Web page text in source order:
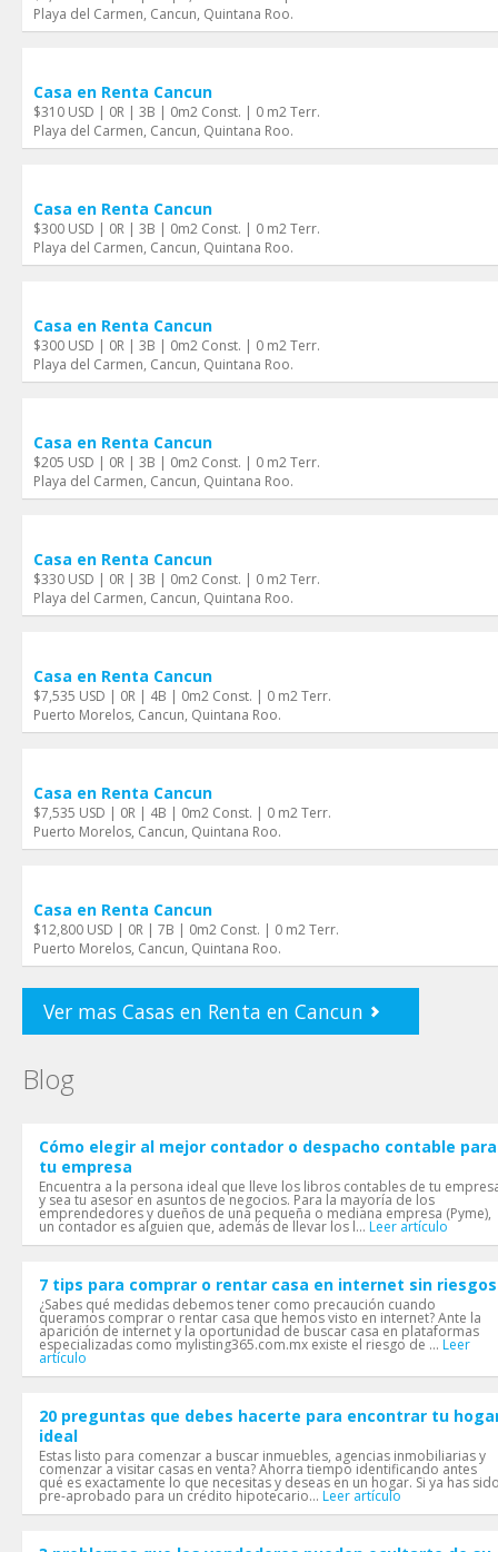
Playa del Carmen, Cancun, Quintana Roo.
Casa en Renta Cancun
$310 USD | 0R | 3B | 0m2 Const. | 0 m2 Terr.
Playa del Carmen, Cancun, Quintana Roo.
Casa en Renta Cancun
$300 USD | 0R | 3B | 0m2 Const. | 0 m2 Terr.
Playa del Carmen, Cancun, Quintana Roo.
Casa en Renta Cancun
$300 USD | 0R | 3B | 0m2 Const. | 0 m2 Terr.
Playa del Carmen, Cancun, Quintana Roo.
Casa en Renta Cancun
$205 USD | 0R | 3B | 0m2 Const. | 0 m2 Terr.
Playa del Carmen, Cancun, Quintana Roo.
Casa en Renta Cancun
$330 USD | 0R | 3B | 0m2 Const. | 0 m2 Terr.
Playa del Carmen, Cancun, Quintana Roo.
Casa en Renta Cancun
$7,535 USD | 0R | 4B | 0m2 Const. | 0 m2 Terr.
Puerto Morelos, Cancun, Quintana Roo.
Casa en Renta Cancun
$7,535 USD | 0R | 4B | 0m2 Const. | 0 m2 Terr.
Puerto Morelos, Cancun, Quintana Roo.
Casa en Renta Cancun
$12,800 USD | 0R | 7B | 0m2 Const. | 0 m2 Terr.
Puerto Morelos, Cancun, Quintana Roo.
Ver mas Casas en Renta en Cancun
Blog
Cómo elegir al mejor contador o despacho contable para
tu empresa
Encuentra a la persona ideal que lleve los libros contables de tu
y sea tu asesor en asuntos de negocios. Para la mayoría de los
emprendedores y dueños de una pequeña o mediana empresa (Pyme),
un contador es alguien que, además de llevar los l... Leer artículo
7 tips para comprar o rentar casa en internet sin riesgos
¿Sabes qué medidas debemos tener como precaución cuando
queramos comprar o rentar casa que hemos visto en internet? Ante la
aparición de internet y la oportunidad de buscar casa en plataformas
especializadas como mylisting365.com.mx existe el riesgo de ... Leer
artículo
20 preguntas que debes hacerte para encontrar tu
ideal
Estas listo para comenzar a buscar inmuebles, agencias inmobiliarias y
comenzar a visitar casas en venta? Ahorra tiempo identificando antes
qué es exactamente lo que necesitas y deseas en un hogar. Si ya has
pre-aprobado para un crédito hipotecario... Leer artículo